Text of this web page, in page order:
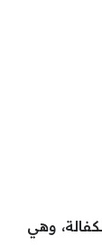
التقدم بطلب نقل الكفالة، وهي